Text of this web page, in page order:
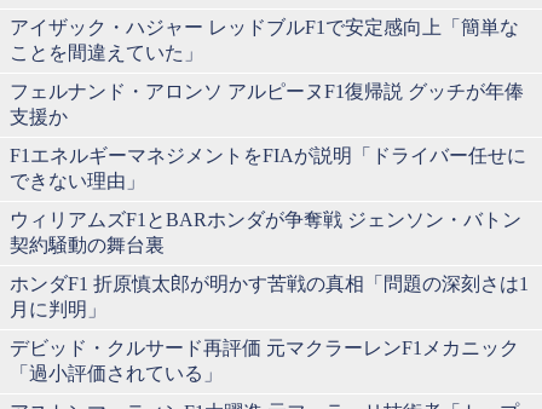
アイザック・ハジャー レッドブルF1で安定感向上「簡単な
ことを間違えていた」
フェルナンド・アロンソ アルピーヌF1復帰説 グッチが年俸
支援か
F1エネルギーマネジメントをFIAが説明「ドライバー任せに
できない理由」
ウィリアムズF1とBARホンダが争奪戦 ジェンソン・バトン
契約騒動の舞台裏
ホンダF1 折原慎太郎が明かす苦戦の真相「問題の深刻さは1
月に判明」
デビッド・クルサード再評価 元マクラーレンF1メカニック
「過小評価されている」